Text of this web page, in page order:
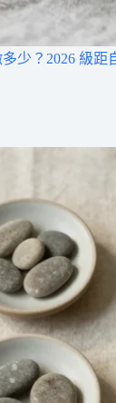
少？2026 級距